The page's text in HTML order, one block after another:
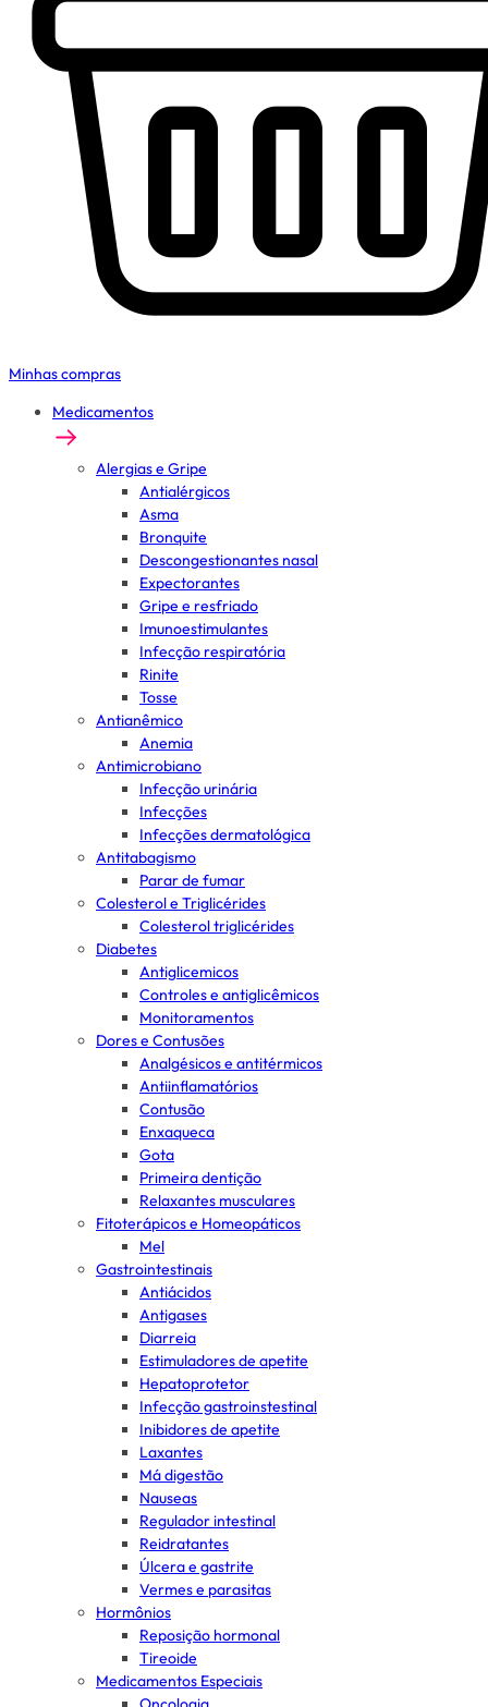
Minhas compras
Medicamentos
Alergias e Gripe
Antialérgicos
Asma
Bronquite
Descongestionantes nasal
Expectorantes
Gripe e resfriado
Imunoestimulantes
Infecção respiratória
Rinite
Tosse
Antianêmico
Anemia
Antimicrobiano
Infecção urinária
Infecções
Infecções dermatológica
Antitabagismo
Parar de fumar
Colesterol e Triglicérides
Colesterol triglicérides
Diabetes
Antiglicemicos
Controles e antiglicêmicos
Monitoramentos
Dores e Contusões
Analgésicos e antitérmicos
Antiinflamatórios
Contusão
Enxaqueca
Gota
Primeira dentição
Relaxantes musculares
Fitoterápicos e Homeopáticos
Mel
Gastrointestinais
Antiácidos
Antigases
Diarreia
Estimuladores de apetite
Hepatoprotetor
Infecção gastroinstestinal
Inibidores de apetite
Laxantes
Má digestão
Nauseas
Regulador intestinal
Reidratantes
Úlcera e gastrite
Vermes e parasitas
Hormônios
Reposição hormonal
Tireoide
Medicamentos Especiais